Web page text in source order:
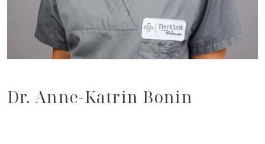
Dr. Anne-Katrin Bonin